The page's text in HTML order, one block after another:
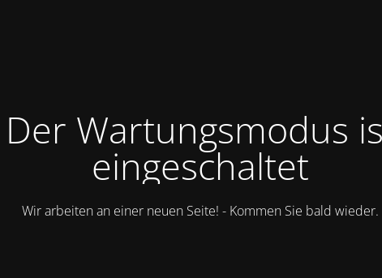
Der Wartungsmodus
eingeschaltet
Wir arbeiten an einer neuen Seite! - Kommen Sie bald wieder.